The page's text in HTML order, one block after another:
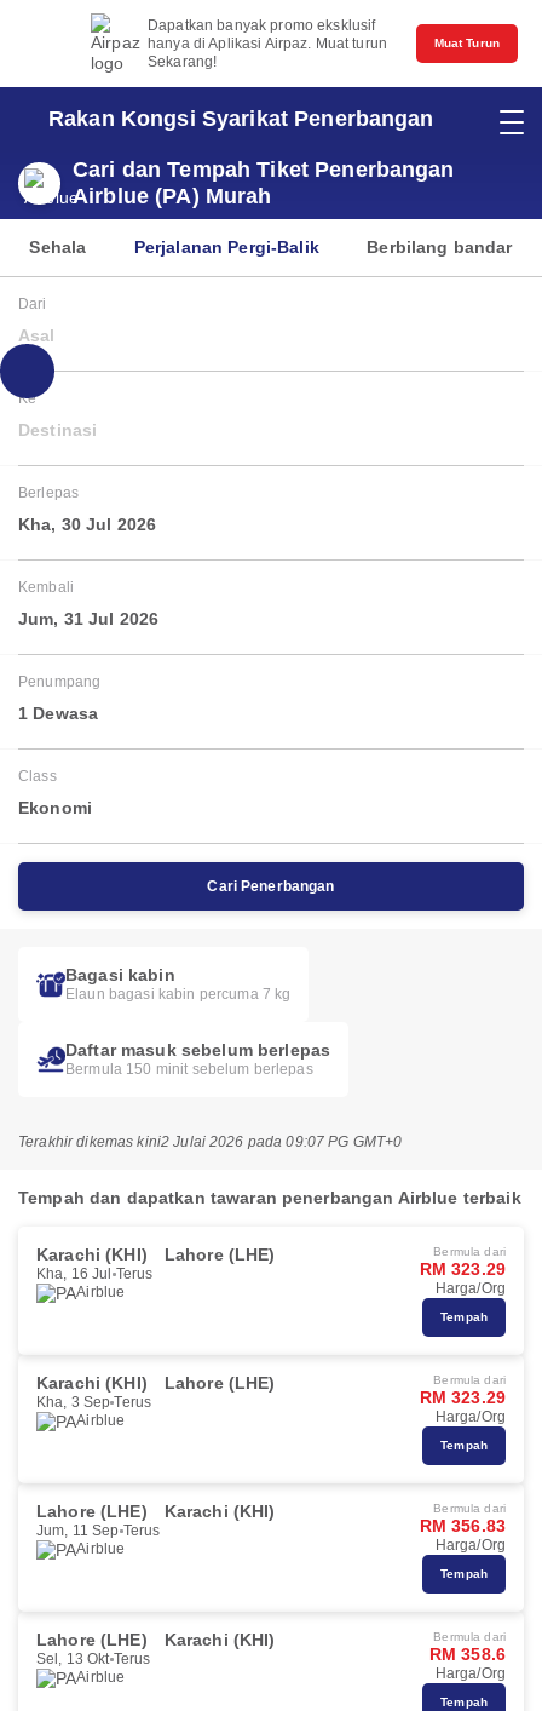
Dapatkan banyak promo eksklusif
hanya di Aplikasi Airpaz. Muat turun
Sekarang!
Muat Turun
Rakan Kongsi Syarikat Penerbangan
Cari dan Tempah Tiket Penerbangan
Airblue (PA) Murah
Sehala Perjalanan Pergi-Balik Berbilang bandar
Dari
Asal
Ke
Destinasi
Berlepas
Kha, 30 Jul 2026
Kembali
Jum, 31 Jul 2026
Penumpang
1 Dewasa
Class
Ekonomi
Cari Penerbangan
Bagasi kabin
Elaun bagasi kabin percuma 7 kg
Daftar masuk sebelum berlepas
Bermula 150 minit sebelum berlepas
Terakhir dikemas kini2 Julai 2026 pada 09:07 PG GMT+0
Tempah dan dapatkan tawaran penerbangan Airblue terbaik
Karachi (KHI) Lahore (LHE)
Kha, 16 Jul Terus
Airblue
Bermula dari
RM 323.29
Harga/Org
Tempah
Karachi (KHI) Lahore (LHE)
Kha, 3 Sep Terus
Airblue
Bermula dari
RM 323.29
Harga/Org
Tempah
Lahore (LHE) Karachi (KHI)
Jum, 11 Sep Terus
Airblue
Bermula dari
RM 356.83
Harga/Org
Tempah
Lahore (LHE) Karachi (KHI)
Sel, 13 Okt Terus
Airblue
Bermula dari
RM 358.6
Harga/Org
Tempah